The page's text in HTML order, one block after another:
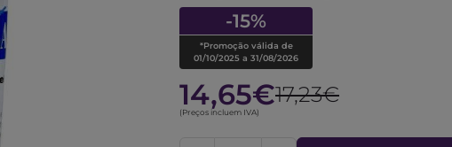
-15%
*Promoção válida de
01/10/2025 a 31/08/2026
14,65€17,23€
(Preços incluem IVA)